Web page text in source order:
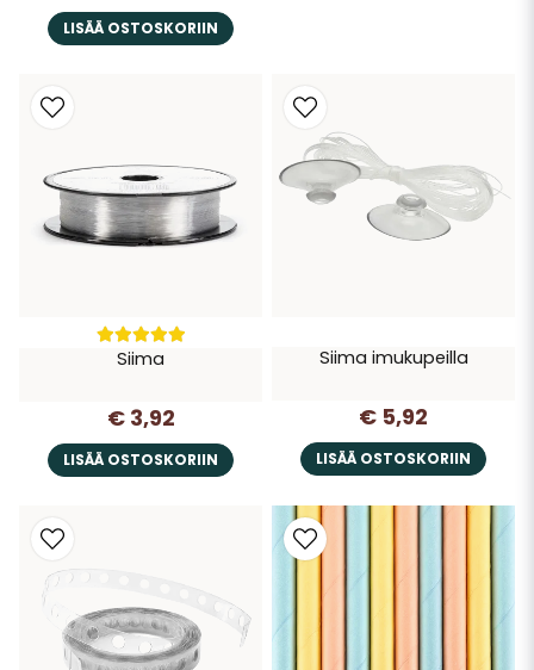
LISÄÄ OSTOSKORIIN
Siima
€ 3,92
LISÄÄ OSTOSKORIIN
Siima imukupeilla
€ 5,92
LISÄÄ OSTOSKORIIN